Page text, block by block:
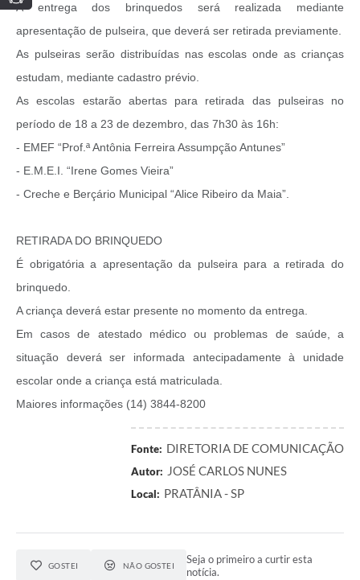
A entrega dos brinquedos será realizada mediante
apresentação de pulseira, que deverá ser retirada previamente.
As pulseiras serão distribuídas nas escolas onde as crianças
estudam, mediante cadastro prévio.
As escolas estarão abertas para retirada das pulseiras no
período de 18 a 23 de dezembro, das 7h30 às 16h:
- EMEF “Prof.ª Antônia Ferreira Assumpção Antunes”
- E.M.E.I. “Irene Gomes Vieira”
- Creche e Berçário Municipal “Alice Ribeiro da Maia”.
RETIRADA DO BRINQUEDO
É obrigatória a apresentação da pulseira para a retirada do
brinquedo.
A criança deverá estar presente no momento da entrega.
Em casos de atestado médico ou problemas de saúde, a
situação deverá ser informada antecipadamente à unidade
escolar onde a criança está matriculada.
Maiores informações (14) 3844-8200
Fonte: DIRETORIA DE COMUNICAÇÃO
Autor: JOSÉ CARLOS NUNES
Local: PRATÂNIA - SP
GOSTEI NÃO GOSTEI
Seja o primeiro a curtir esta
notícia.